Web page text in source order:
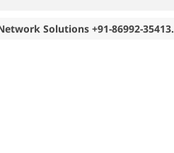
Solutions +91-86992-35413.